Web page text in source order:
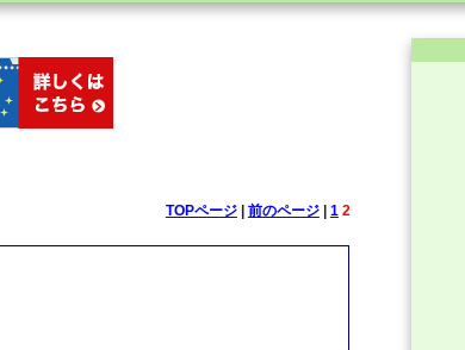
TOPページ| 前のページ| 1 2